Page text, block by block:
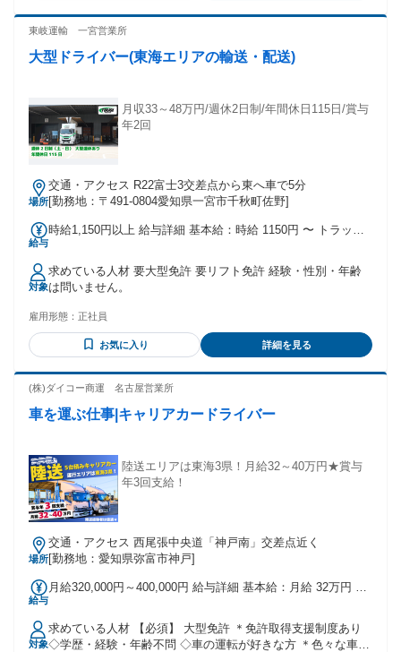
東岐運輸 一宮営業所
大型ドライバー(東海エリアの輸送・配送)
月収33～48万円/週休2日制/年間休日115日/賞与
年2回
場所
交通・アクセス R22富士3交差点から東へ車で5分
[勤務地：〒491-0804愛知県一宮市千秋町佐野]
給与
時給1,150円以上 給与詳細 基本給：時給 1150円 〜 トラック
業・深夜手当は別途支給。
対象
求めている人材 要大型免許 要リフト免許 経験・性別・年齢
は問いません。
雇用形態： 正社員
お気に入り 詳細を見る
(株)ダイコー商運 名古屋営業所
車を運ぶ仕事|キャリアカードライバー
陸送エリアは東海3県！月給32～40万円★賞与
年3回支給！
場所
交通・アクセス 西尾張中央道「神戸南」交差点近く
[勤務地：愛知県弥富市神戸]
給与
月給320,000円～400,000円 給与詳細 基本給：月給 32万円 〜
れる通勤・皆勤・家族手当金額：なし 全員に一律で支払われ
るその他手当金額：なし ◎通勤手当別途支給 ◎賞与年3回
対象
求めている人材 【必須】 ⼤型免許 ＊免許取得⽀援制度あり
◇学歴・経験・年齢不問 ◇⾞の運転が好きな⽅ ＊⾊々な⾞を